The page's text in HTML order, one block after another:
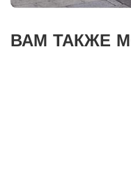
ВАМ ТАКЖЕ